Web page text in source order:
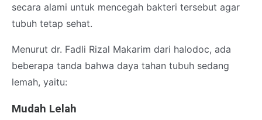
secara alami untuk mencegah bakteri tersebut agar
tubuh tetap sehat.
Menurut dr. Fadli Rizal Makarim dari halodoc, ada
beberapa tanda bahwa daya tahan tubuh sedang
lemah, yaitu:
Mudah Lelah